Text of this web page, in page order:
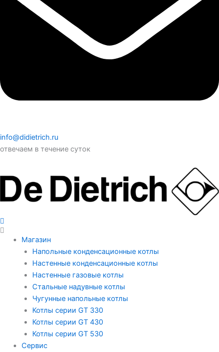
info@didietrich.ru
отвечаем в течение суток
Магазин
Напольные конденсационные котлы
Настенные конденсационные котлы
Настенные газовые котлы
Стальные надувные котлы
Чугунные напольные котлы
Котлы серии GT 330
Котлы серии GT 430
Котлы серии GT 530
Сервис